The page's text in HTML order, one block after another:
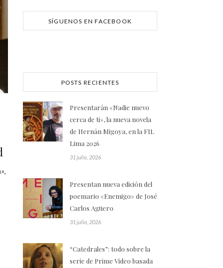
SÍGUENOS EN FACEBOOK
POSTS RECIENTES
Presentarán «Nadie nuevo
cerca de ti», la nueva novela
de Hernán Migoya, en la FIL
Lima 2026
31 julio, 2026
Presentan nueva edición del
poemario «Enemigo» de José
Carlos Agüero
31 julio, 2026
“Catedrales”: todo sobre la
serie de Prime Video basada